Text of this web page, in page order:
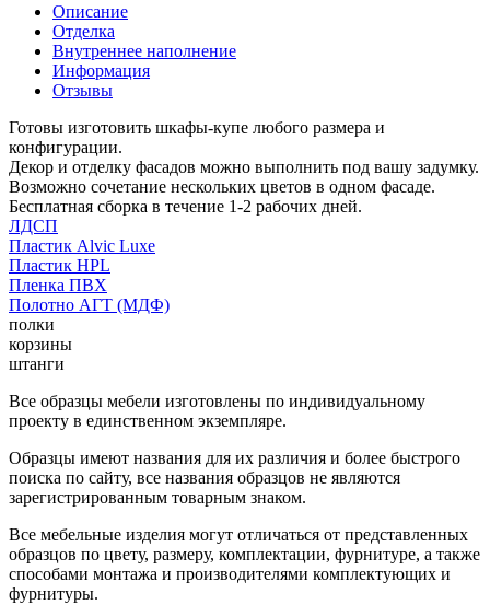
Описание
Отделка
Внутреннее наполнение
Информация
Отзывы
Готовы изготовить шкафы-купе любого размера и
конфигурации.
Декор и отделку фасадов можно выполнить под вашу задумку.
Возможно сочетание нескольких цветов в одном фасаде.
Бесплатная сборка в течение 1-2 рабочих дней.
ЛДСП
Пластик Alvic Luxe
Пластик HPL
Пленка ПВХ
Полотно АГТ (МДФ)
полки
корзины
штанги
Все образцы мебели изготовлены по индивидуальному
проекту в единственном экземпляре.
Образцы имеют названия для их различия и более быстрого
поиска по сайту, все названия образцов не являются
зарегистрированным товарным знаком.
Все мебельные изделия могут отличаться от представленных
образцов по цвету, размеру, комплектации, фурнитуре, а также
способами монтажа и производителями комплектующих и
фурнитуры.